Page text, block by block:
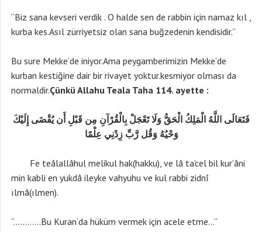
“Biz sana kevseri verdik . O halde sen de rabbin için namaz kıl ,
kurba kes.Asıl zürriyetsiz olan sana buğzedenin kendisidir.”
Bu sure Mekke’de iniyor.Ama peygamberimizin Mekke’de
kurban kestiğine dair bir rivayet yoktur.kesmiyor olması da
normaldir.Çünkü Allahu Teala Taha 114. ayette :
فَتَعَالَى اللَّهُ الْمَلِكُ الْحَقُّ وَلَا تَعْجَلْ بِالْقُرْآنِ مِن قَبْلِ أَن يُقْضَى إِلَيْكَ
وَحْيُهُ وَقُل رَّبِّ زِدْنِي عِلْمًا
Fe teâlallâhul melikul hak(hakku), ve lâ ta’cel bil kur’âni
min kabli en yukdâ ileyke vahyuhu ve kul rabbi zidnî
ılmâ(ılmen).
“…………Bu Kuran’da hüküm vermek için acele etme…”